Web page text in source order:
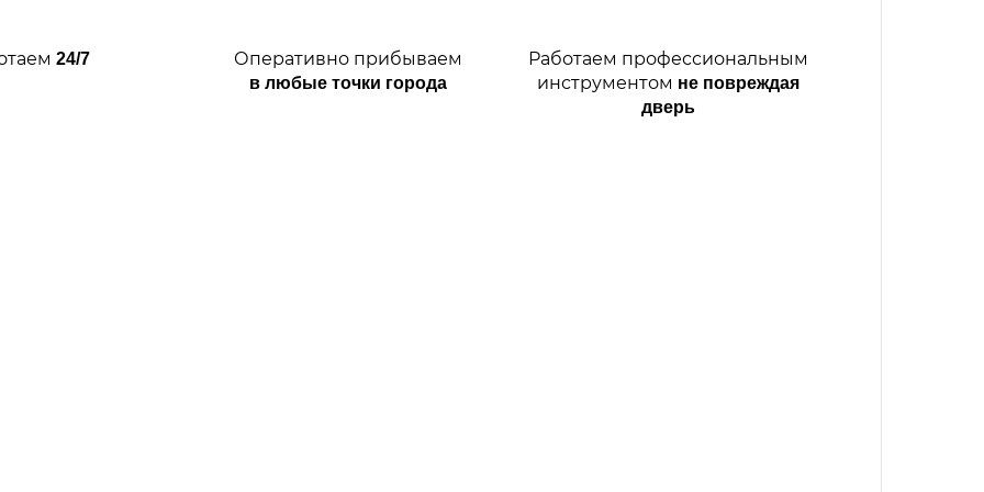
24/7 Оперативно прибываем
в любые точки города
Работаем профессиональным
инструментом не повреждая
дверь